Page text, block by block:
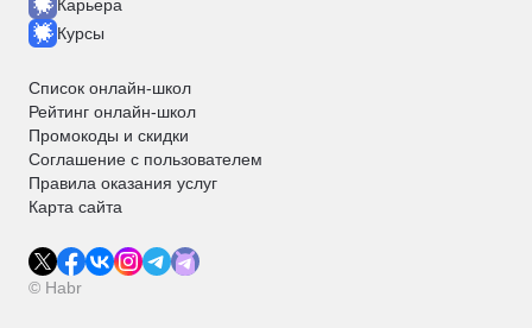
Карьера
Курсы
Список онлайн-школ
Рейтинг онлайн-школ
Промокоды и скидки
Соглашение с пользователем
Правила оказания услуг
Карта сайта
© Habr